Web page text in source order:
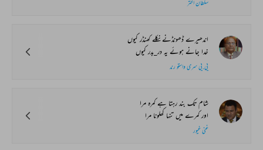
سلطان اختر
اندھیرے ڈھونڈنے نکلے کھنڈر کیوں
خدا جانے ہوئے یہ در_بدر کیوں
پی.پی سری واستو رند
شام تک بند رہتا ہے کمرہ مرا
اور کمرے میں تنہا کھلونا مرا
غنی غیور